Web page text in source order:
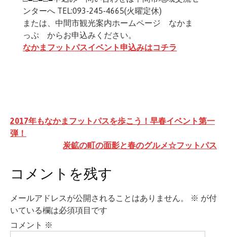
ンターへ TEL:093-245-4665(火曜定休)
または、中間市観光案内ホームページ なかま
っぷ からお申込みください。
なかまフットパスイベント申込みはコチラ
投
稿
ビ
ゲ
ー
シ
ョ
2017年もなかまフットパスを歩こう！早春イベント第一
弾！
炭鉱の町の面影と春のグルメ☆フットパス
コメントを残す
メールアドレスが公開されることはありません。 ※ が付
いている欄は必須項目です
コメント ※